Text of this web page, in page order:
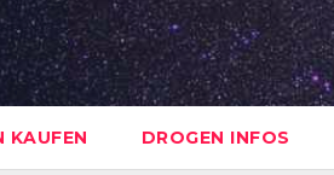
KAUFEN DROGEN INFOS